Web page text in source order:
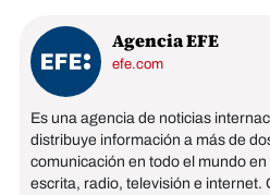
Agencia EFE
efe.com
Es una agencia de noticias
distribuye información a más de
comunicación en todo el mundo
escrita, radio, televisión e internet.